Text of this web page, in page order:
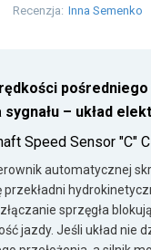
Recenzja: Inna Semenko
– układ
Speed Sensor "C"
automatycznej
sprzęgła
jazdy. Jeśli układ nie